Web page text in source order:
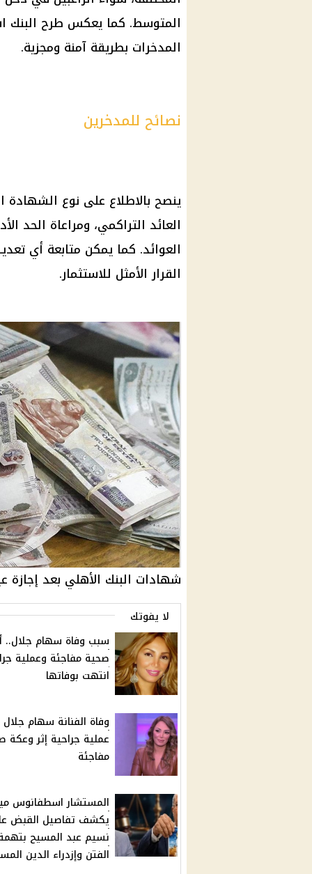
المتوسط. كما يعكس طرح البنك
المدخرات بطريقة آمنة ومجزية.
نصائح للمدخرين
ينصح بالاطلاع على نوع
العائد التراكمي، ومراعاة الحد
العوائد. كما يمكن متابعة أي
القرار الأمثل للاستثمار.
شهادات البنك الأهلي بعد إجازة
لا يفوتك
سبب وفاة سهام جلال..
صحية مفاجئة وعملية
انتهت بوفاتها
وفاة الفنانة سهام
عملية جراحية إثر وعكة
مفاجئة
المستشار اسطفانوس
يكشف تفاصيل القبض
نسيم عبد المسيح بتهمة
الفتن وإزدراء الدين